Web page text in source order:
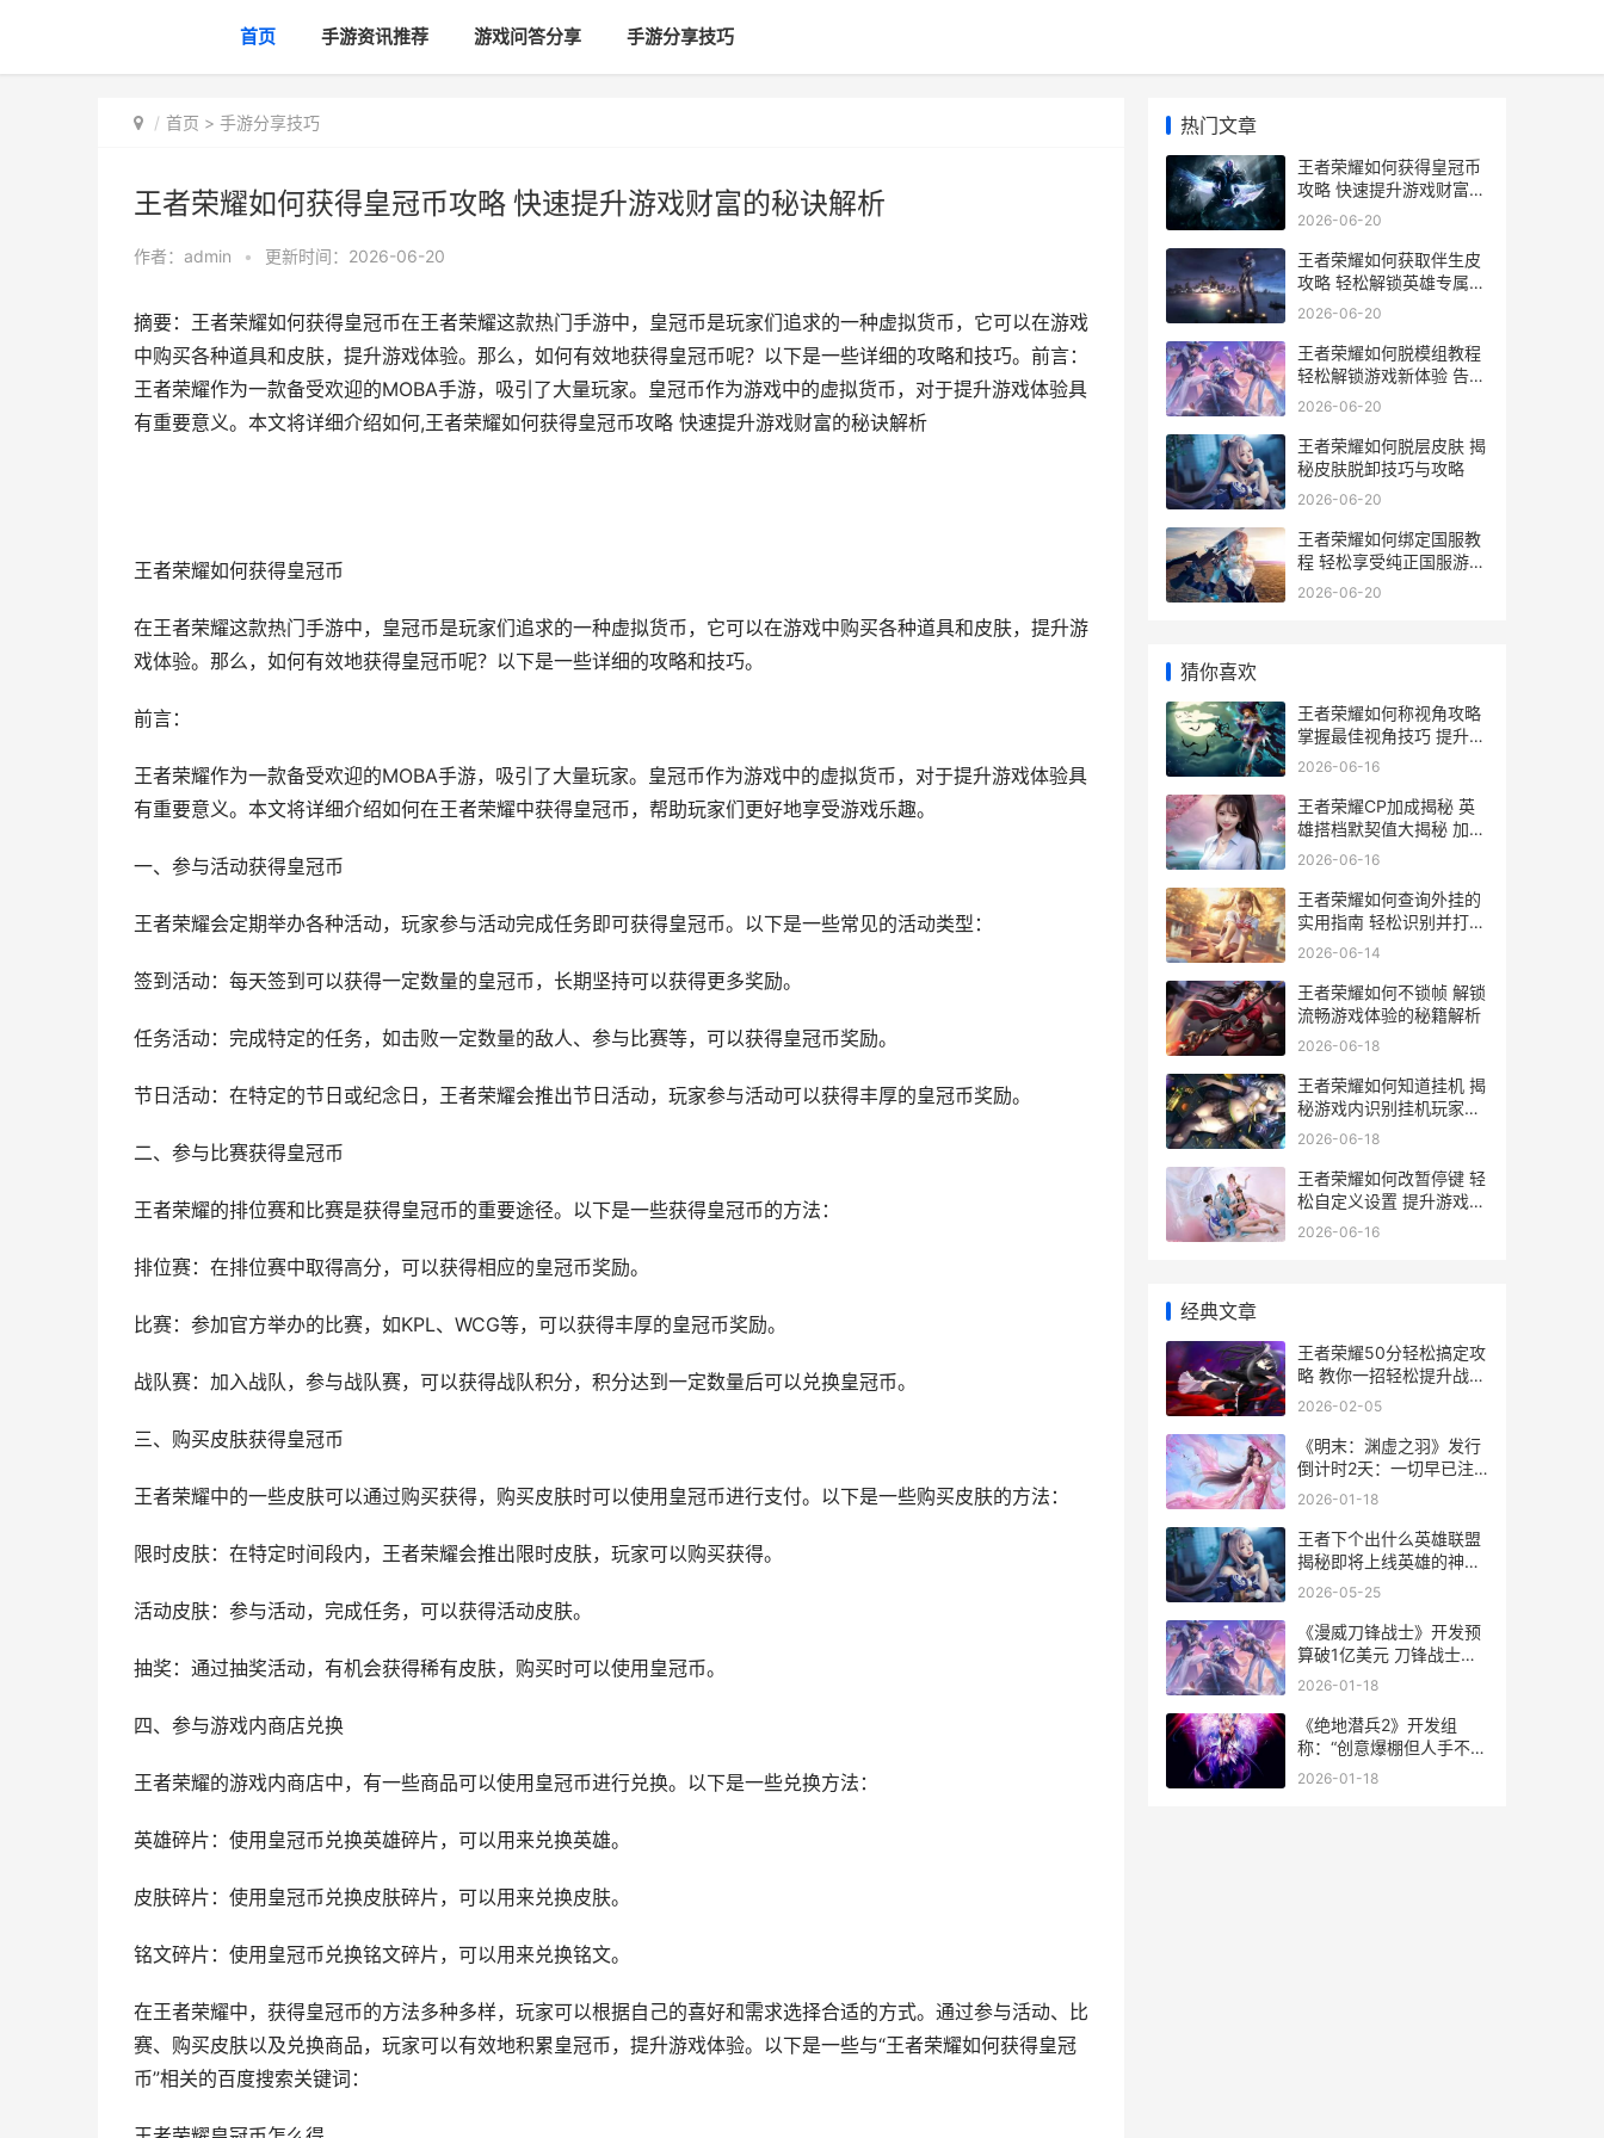
首页 手游资讯推荐 游戏问答分享 手游分享技巧
首页 > 手游分享技巧
王者荣耀如何获得皇冠币攻略 快速提升游戏财富的秘诀解析
作者： admin • 更新时间：2026-06-20
摘要：王者荣耀如何获得皇冠币在王者荣耀这款热门手游中，皇冠币是玩家们追求的一种虚拟货币，它可以在游戏
中购买各种道具和皮肤，提升游戏体验。那么，如何有效地获得皇冠币呢？以下是一些详细的攻略和技巧。前言：
王者荣耀作为一款备受欢迎的MOBA手游，吸引了大量玩家。皇冠币作为游戏中的虚拟货币，对于提升游戏体验具
有重要意义。本文将详细介绍如何,王者荣耀如何获得皇冠币攻略 快速提升游戏财富的秘诀解析
王者荣耀如何获得皇冠币
在王者荣耀这款热门手游中，皇冠币是玩家们追求的一种虚拟货币，它可以在游戏中购买各种道具和皮肤，提升游
戏体验。那么，如何有效地获得皇冠币呢？以下是一些详细的攻略和技巧。
前言：
王者荣耀作为一款备受欢迎的MOBA手游，吸引了大量玩家。皇冠币作为游戏中的虚拟货币，对于提升游戏体验具
有重要意义。本文将详细介绍如何在王者荣耀中获得皇冠币，帮助玩家们更好地享受游戏乐趣。
一、参与活动获得皇冠币
王者荣耀会定期举办各种活动，玩家参与活动完成任务即可获得皇冠币。以下是一些常见的活动类型：
签到活动：每天签到可以获得一定数量的皇冠币，长期坚持可以获得更多奖励。
任务活动：完成特定的任务，如击败一定数量的敌人、参与比赛等，可以获得皇冠币奖励。
节日活动：在特定的节日或纪念日，王者荣耀会推出节日活动，玩家参与活动可以获得丰厚的皇冠币奖励。
二、参与比赛获得皇冠币
王者荣耀的排位赛和比赛是获得皇冠币的重要途径。以下是一些获得皇冠币的方法：
排位赛：在排位赛中取得高分，可以获得相应的皇冠币奖励。
比赛：参加官方举办的比赛，如KPL、WCG等，可以获得丰厚的皇冠币奖励。
战队赛：加入战队，参与战队赛，可以获得战队积分，积分达到一定数量后可以兑换皇冠币。
三、购买皮肤获得皇冠币
王者荣耀中的一些皮肤可以通过购买获得，购买皮肤时可以使用皇冠币进行支付。以下是一些购买皮肤的方法：
限时皮肤：在特定时间段内，王者荣耀会推出限时皮肤，玩家可以购买获得。
活动皮肤：参与活动，完成任务，可以获得活动皮肤。
抽奖：通过抽奖活动，有机会获得稀有皮肤，购买时可以使用皇冠币。
四、参与游戏内商店兑换
王者荣耀的游戏内商店中，有一些商品可以使用皇冠币进行兑换。以下是一些兑换方法：
英雄碎片：使用皇冠币兑换英雄碎片，可以用来兑换英雄。
皮肤碎片：使用皇冠币兑换皮肤碎片，可以用来兑换皮肤。
铭文碎片：使用皇冠币兑换铭文碎片，可以用来兑换铭文。
在王者荣耀中，获得皇冠币的方法多种多样，玩家可以根据自己的喜好和需求选择合适的方式。通过参与活动、比
赛、购买皮肤以及兑换商品，玩家可以有效地积累皇冠币，提升游戏体验。以下是一些与“王者荣耀如何获得皇冠
币”相关的百度搜索关键词：
热门文章
王者荣耀如何获得皇冠币
攻略 快速提升游戏财富的
秘诀解析
2026-06-20
王者荣耀如何获取伴生皮
攻略 轻松解锁英雄专属皮
肤秘籍
2026-06-20
王者荣耀如何脱模组教程
轻松解锁游戏新体验 告别
模组束缚
2026-06-20
王者荣耀如何脱层皮肤 揭
秘皮肤脱卸技巧与攻略
2026-06-20
王者荣耀如何绑定国服教
程 轻松享受纯正国服游戏
体验指南
2026-06-20
猜你喜欢
王者荣耀如何称视角攻略
掌握最佳视角技巧 提升游
戏体验
2026-06-16
王者荣耀CP加成揭秘 英
雄搭档默契值大揭秘 加成
多少让你战力飙升
2026-06-16
王者荣耀如何查询外挂的
实用指南 轻松识别并打击
作弊行为
2026-06-14
王者荣耀如何不锁帧 解锁
流畅游戏体验的秘籍解析
2026-06-18
王者荣耀如何知道挂机 揭
秘游戏内识别挂机玩家的
实用技巧
2026-06-18
王者荣耀如何改暂停键 轻
松自定义设置 提升游戏体
验攻略
2026-06-16
经典文章
王者荣耀50分轻松搞定攻
略 教你一招轻松提升战力
告别低分困境
2026-02-05
《明末：渊虚之羽》发行
倒计时2天：一切早已注
定！_搞趣网 明末渊虚之
2026-01-18
王者下个出什么英雄联盟
揭秘即将上线英雄的神秘
面纱
2026-05-25
《漫威刀锋战士》开发预
算破1亿美元 刀锋战士漫
威超级战争
2026-01-18
《绝地潜兵2》开发组
称：“创意爆棚但人手不
足”_搞趣网 绝地潜兵
2026-01-18